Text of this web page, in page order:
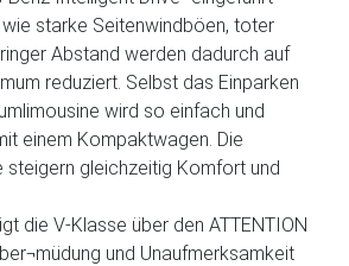
starke Seitenwindböen, toter
Abstand werden dadurch auf
reduziert. Selbst das Einparken
wird so einfach und
einem Kompaktwagen. Die
steigern gleichzeitig Komfort und
die V-Klasse über den ATTENTION
und Unaufmerksamkeit